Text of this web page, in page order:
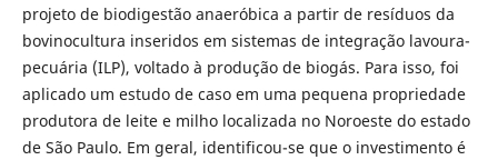
projeto de biodigestão anaeróbica a partir de resíduos da
bovinocultura inseridos em sistemas de integração lavoura-
pecuária (ILP), voltado à produção de biogás. Para isso, foi
aplicado um estudo de caso em uma pequena propriedade
produtora de leite e milho localizada no Noroeste do estado
de São Paulo. Em geral, identificou-se que o investimento é